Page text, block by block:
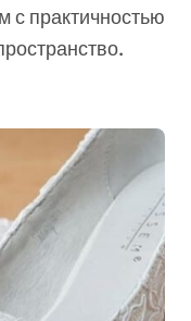
практичностью